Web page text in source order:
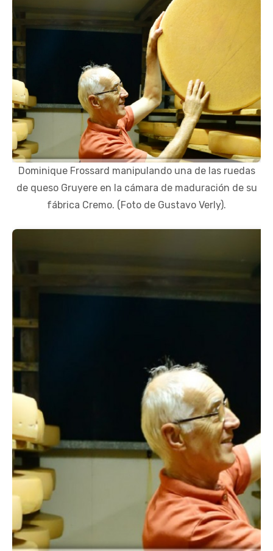
Dominique Frossard manipulando una de las ruedas
de queso Gruyere en la cámara de maduración de su
fábrica Cremo. (Foto de Gustavo Verly).